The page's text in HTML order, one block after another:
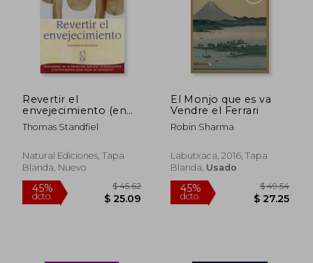
Revertir el
envejecimiento (en
Inglés)
Thomas Standfiel
Natural Ediciones, Tapa
Blanda, Nuevo
El Monjo que es va
Vendre el Ferrari
Robin Sharma
Labutxaca, 2016, Tapa
Blanda, Usado